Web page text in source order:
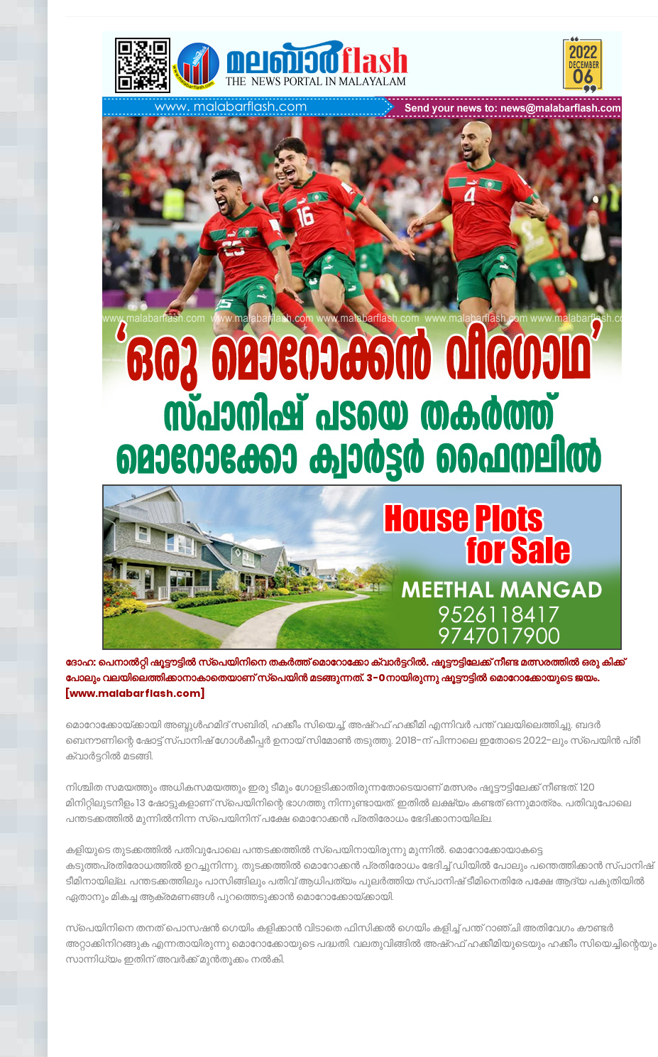
ദോഹ: പെനാല്‍റ്റി ഷൂട്ടൗട്ടില്‍ സ്‌പെയിനിനെ തകര്‍ത്ത് മൊറോക്കോ ക്വാര്‍ട്ടറില്‍. ഷൂട്ടൗട്ടിലേക്ക് നീണ്ട മത്സരത്തില്‍ ഒരു കിക്ക്
പോലും വലയിലെത്തിക്കാനാകാതെയാണ് സ്‌പെയിന്‍ മടങ്ങുന്നത്. 3-0നായിരുന്നു ഷൂട്ടൗട്ടില്‍ മൊറോക്കോയുടെ ജയം.
[www.malabarflash.com]
മൊറോക്കോയ്ക്കായി അബ്ദുള്‍ഹമിദ് സബിരി, ഹക്കീം സിയെച്ച്, അഷ്‌റഫ് ഹക്കീമി എന്നിവര്‍ പന്ത് വലയിലെത്തിച്ചു. ബദര്‍
ബെനൗണിന്റെ ഷോട്ട് സ്പാനിഷ് ഗോള്‍കീപ്പര്‍ ഉനായ് സിമോണ്‍ തടുത്തു. 2018-ന് പിന്നാലെ ഇതോടെ 2022-ലും സ്‌പെയിന്‍ പ്രീ
ക്വാര്‍ട്ടറില്‍ മടങ്ങി.
നിശ്ചിത സമയത്തും അധികസമയത്തും ഇരു ടീമും ഗോളടിക്കാതിരുന്നതോടെയാണ് മത്സരം ഷൂട്ടൗട്ടിലേക്ക് നീണ്ടത്. 120
മിനിറ്റിലുടനീളം 13 ഷോട്ടുകളാണ് സ്‌പെയിനിന്റെ ഭാഗത്തു നിന്നുണ്ടായത്. ഇതില്‍ ലക്ഷ്യം കണ്ടത് ഒന്നുമാത്രം. പതിവുപോലെ
പന്തടക്കത്തില്‍ മുന്നില്‍നിന്ന സ്‌പെയിനിന് പക്ഷേ മൊറോക്കന്‍ പ്രതിരോധം ഭേദിക്കാനായില്ല.
കളിയുടെ തുടക്കത്തില്‍ പതിവുപോലെ പന്തടക്കത്തില്‍ സ്‌പെയിനായിരുന്നു മുന്നില്‍. മൊറോക്കോയാകട്ടെ
കടുത്തപ്രതിരോധത്തില്‍ ഉറച്ചുനിന്നു. തുടക്കത്തില്‍ മൊറോക്കന്‍ പ്രതിരോധം ഭേദിച്ച് ഡിയില്‍ പോലും പന്തെത്തിക്കാന്‍ സ്പാനിഷ്
ടീമിനായില്ല. പന്തടക്കത്തിലും പാസിങ്ങിലും പതിവ് ആധിപത്യം പുലര്‍ത്തിയ സ്പാനിഷ് ടീമിനെതിരേ പക്ഷേ ആദ്യ പകുതിയില്‍
ഏതാനും മികച്ച ആക്രമണങ്ങള്‍ പുറത്തെടുക്കാന്‍ മൊറോക്കോയ്ക്കായി.
സ്‌പെയിനിനെ തനത് പൊസഷന്‍ ഗെയിം കളിക്കാന്‍ വിടാതെ ഫിസിക്കല്‍ ഗെയിം കളിച്ച് പന്ത് റാഞ്ചി അതിവേഗം കൗണ്ടര്‍
അറ്റാക്കിനിറങ്ങുക എന്നതായിരുന്നു മൊറോക്കോയുടെ പദ്ധതി. വലതുവിങ്ങില്‍ അഷ്‌റഫ് ഹക്കീമിയുടെയും ഹക്കീം സിയെച്ചിന്റെയും
സാന്നിധ്യം ഇതിന് അവര്‍ക്ക് മുന്‍തൂക്കം നല്‍കി.